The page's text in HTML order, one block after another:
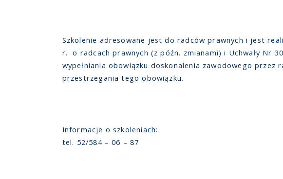
Szkolenie adresowane jest do radców prawnych i jest
r. o radcach prawnych (z późn. zmianami) i Uchwały Nr
wypełniania obowiązku doskonalenia zawodowego przez
przestrzegania tego obowiązku.
Informacje o szkoleniach:
tel. 52/584 – 06 – 87